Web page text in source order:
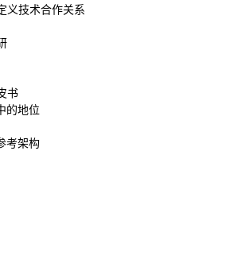
义技术合作关系
书
的地位
考架构